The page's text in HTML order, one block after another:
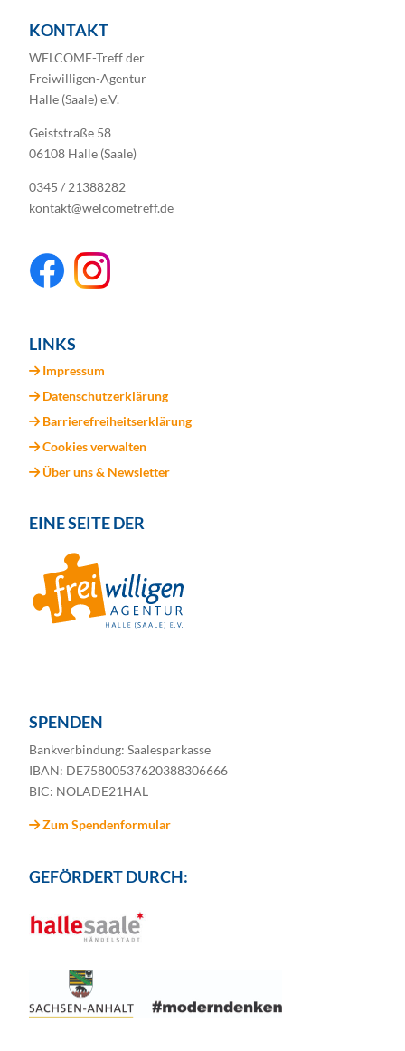
KONTAKT
WELCOME-Treff der
Freiwilligen-Agentur
Halle (Saale) e.V.
Geiststraße 58
06108 Halle (Saale)
0345 / 21388282
kontakt@welcometreff.de
LINKS
Impressum
Datenschutzerklärung
Barrierefreiheitserklärung
Cookies verwalten
Über uns & Newsletter
EINE SEITE DER
SPENDEN
Bankverbindung: Saalesparkasse
IBAN: DE75800537620388306666
BIC: NOLADE21HAL
Zum Spendenformular
GEFÖRDERT DURCH: